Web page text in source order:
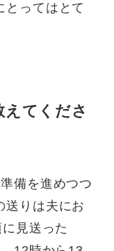
とってはとて
てくださ
備を進めつつ
送りは夫にお
見送った